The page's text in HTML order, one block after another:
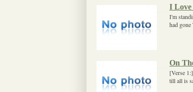
I Love
I'm
had
On
[Verse
till all is